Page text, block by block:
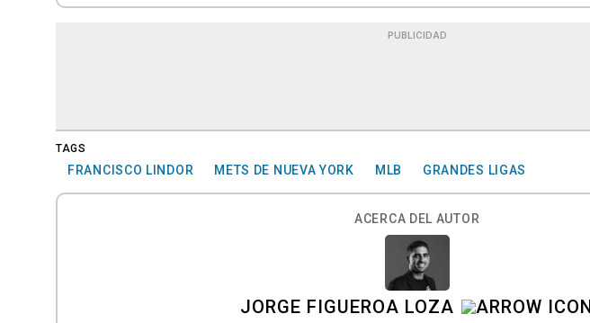
PUBLICIDAD
TAGS
FRANCISCO LINDOR METS DE NUEVA YORK MLB GRANDES LIGAS
ACERCA DEL AUTOR
JORGE FIGUEROA LOZA